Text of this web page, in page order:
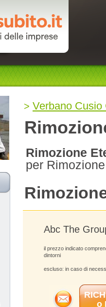
Verbano Cusio
Rimozione
per
Abc The
il prezzo indicato
dintorni
escluso: in caso di
o